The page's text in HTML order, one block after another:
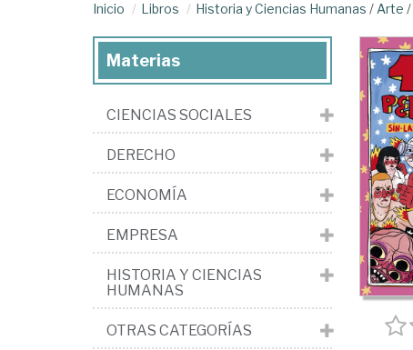
Inicio Libros Historia y Ciencias Humanas / Arte /
Materias
CIENCIAS SOCIALES
DERECHO
ECONOMÍA
EMPRESA
HISTORIA Y CIENCIAS
HUMANAS
OTRAS CATEGORÍAS